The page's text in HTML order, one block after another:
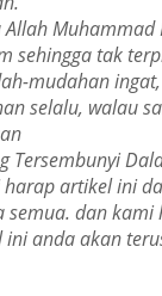
Muhammad
sehingga tak
mudahan
selalu, walau
Tersembunyi
artikel ini
dan kami
anda akan